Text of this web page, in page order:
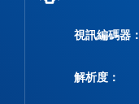
視訊編碼器：
解析度：